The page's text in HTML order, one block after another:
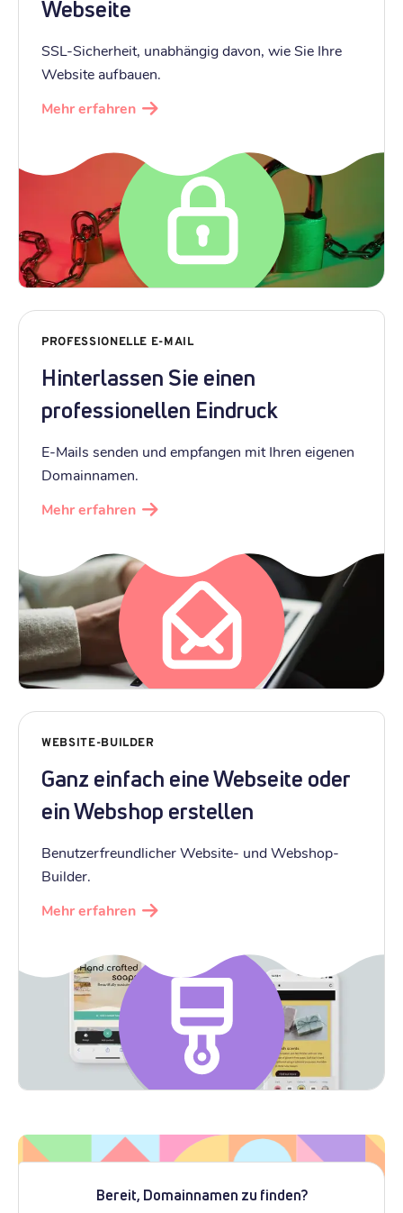
Webseite
SSL-Sicherheit, unabhängig davon, wie Sie Ihre
Website aufbauen.
Mehr erfahren
PROFESSIONELLE E-MAIL
Hinterlassen Sie einen
professionellen Eindruck
E-Mails senden und empfangen mit Ihren eigenen
Domainnamen.
Mehr erfahren
WEBSITE-BUILDER
Ganz einfach eine Webseite oder
ein Webshop erstellen
Benutzerfreundlicher Website- und Webshop-
Builder.
Mehr erfahren
Bereit, Domainnamen zu finden?